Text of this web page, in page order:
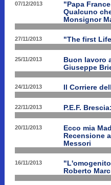
07/12/2013
"Papa
Qualcuno
Monsignor
27/11/2013 "The first
25/11/2013
Buon lavoro
Giuseppe
24/11/2013 Il Corriere
22/11/2013 P.E.F.
20/11/2013
Ecco mia
Recensione
Messori
16/11/2013
Roberto